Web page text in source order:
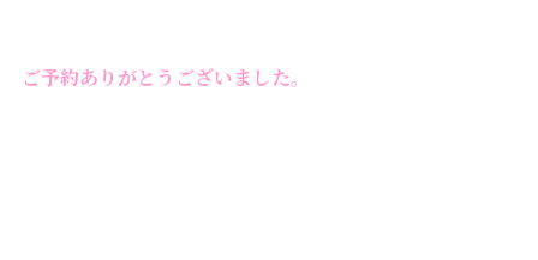
ご予約ありがとうございました。